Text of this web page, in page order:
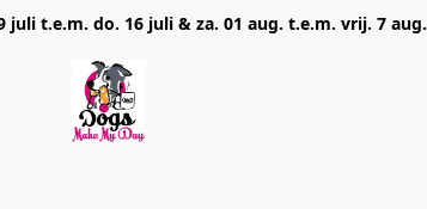
juli t.e.m. do. 16 juli & za. 01 aug. t.e.m. vrij. 7 aug.